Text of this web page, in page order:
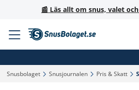
📰 Läs allt om snus, valet
Snusbolaget‎ Snusjournalen‎ Pris & Skatt‎